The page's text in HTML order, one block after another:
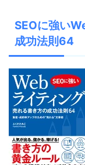
SEOに強い
成功法則64